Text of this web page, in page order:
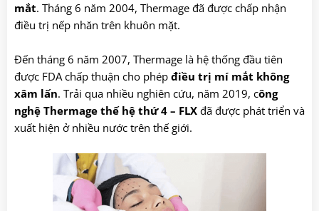
mắt. Tháng 6 năm 2004, Thermage đã được chấp nhận
điều trị nếp nhăn trên khuôn mặt.
Đến tháng 6 năm 2007, Thermage là hệ thống đầu tiên
được FDA chấp thuận cho phép điều trị mí mắt không
xâm lấn. Trải qua nhiều nghiên cứu, năm 2019, công
nghệ Thermage thế hệ thứ 4 – FLX đã được phát triển và
xuất hiện ở nhiều nước trên thế giới.